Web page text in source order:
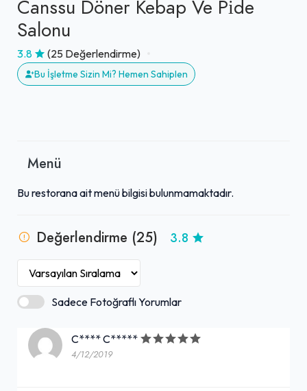
Canssu Döner Kebap Ve Pi̇de
Salonu
3.8 (25 Değerlendirme)
Bu İşletme Sizin Mi? Hemen Sahiplen
Menü
Bu restorana ait menü bilgisi bulunmamaktadır.
Değerlendirme (25) 3.8
Sadece Fotoğraflı Yorumlar
C**** C*****
4/12/2019